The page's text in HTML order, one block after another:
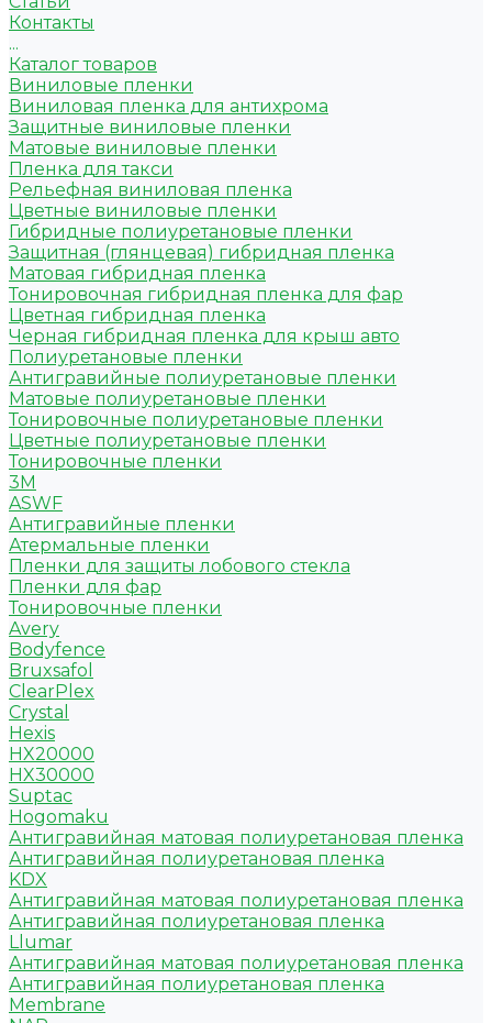
Контакты
...
Каталог товаров
Виниловые пленки
Виниловая пленка для антихрома
Защитные виниловые пленки
Матовые виниловые пленки
Пленка для такси
Рельефная виниловая пленка
Цветные виниловые пленки
Гибридные полиуретановые пленки
Защитная (глянцевая) гибридная пленка
Матовая гибридная пленка
Тонировочная гибридная пленка для фар
Цветная гибридная пленка
Черная гибридная пленка для крыш авто
Полиуретановые пленки
Антигравийные полиуретановые пленки
Матовые полиуретановые пленки
Тонировочные полиуретановые пленки
Цветные полиуретановые пленки
Тонировочные пленки
3M
ASWF
Антигравийные пленки
Атермальные пленки
Пленки для защиты лобового стекла
Пленки для фар
Тонировочные пленки
Avery
Bodyfence
Bruxsafol
ClearPlex
Crystal
Hexis
HX20000
HX30000
Suptac
Hogomaku
Антигравийная матовая полиуретановая пленка
Антигравийная полиуретановая пленка
KDX
Антигравийная матовая полиуретановая пленка
Антигравийная полиуретановая пленка
Llumar
Антигравийная матовая полиуретановая пленка
Антигравийная полиуретановая пленка
Membrane